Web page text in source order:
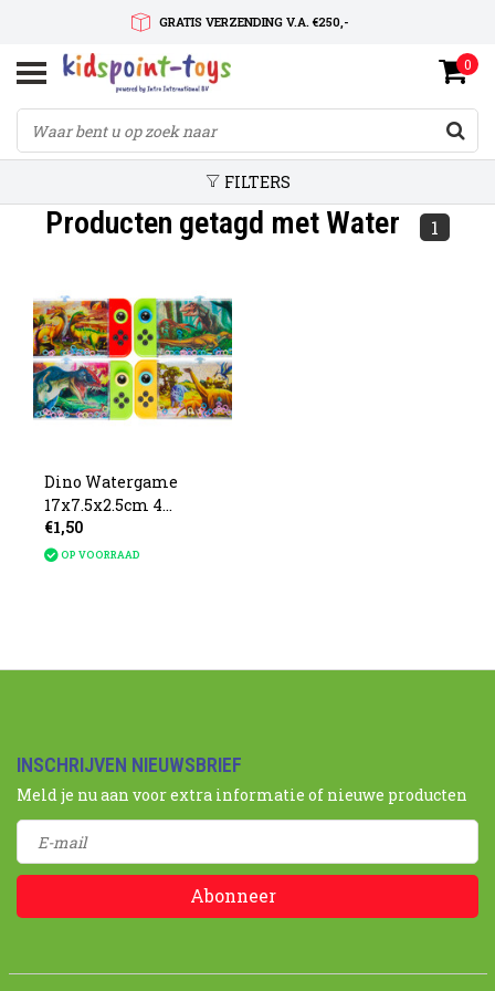
GRATIS VERZENDING V.A. €250,-
SNELLE LEVERTIJD
SERVICE OP MAAT
0
FILTERS
Producten getagd met Water 1
Dino Watergame
17x7.5x2.5cm 4
soorten
€1,50
OP VOORRAAD
INSCHRIJVEN NIEUWSBRIEF
Meld je nu aan voor extra informatie of nieuwe producten
Abonneer